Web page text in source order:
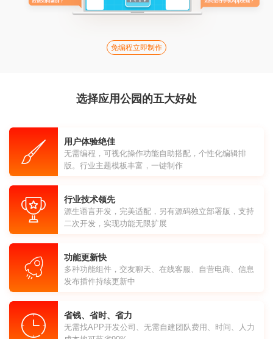
免编程立即制作
选择应用公园的五大好处
用户体验绝佳
无需编程，可视化操作功能自助搭配，个性化编辑排
版。行业主题模板丰富，一键制作
行业技术领先
源生语言开发，完美适配，另有源码独立部署版，支持
二次开发，实现功能无限扩展
功能更新快
多种功能组件，交友聊天、在线客服、自营电商、信息
发布插件持续更新中
省钱、省时、省力
无需找APP开发公司、无需自建团队费用、时间、人力